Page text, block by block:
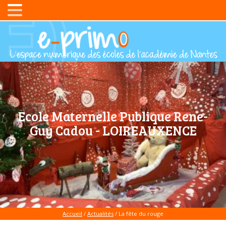
Ecole Maternelle Publique Rene-
Guy Cadou - LOIREAUXENCE
Accueil / Actualités / La fête du rouge